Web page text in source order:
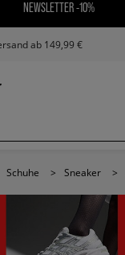
NEWSLETTER -10%
ab 149,99 €
Schuhe > Sneaker >